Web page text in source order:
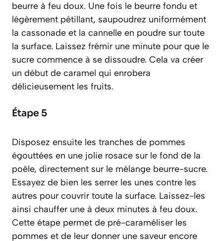
beurre à feu doux. Une fois le beurre fondu et
légèrement pétillant, saupoudrez uniformément
la cassonade et la cannelle en poudre sur toute
la surface. Laissez frémir une minute pour que le
sucre commence à se dissoudre. Cela va créer
un début de caramel qui enrobera
délicieusement les fruits.
Étape 5
Disposez ensuite les tranches de pommes
égouttées en une jolie rosace sur le fond de la
poêle, directement sur le mélange beurre-sucre.
Essayez de bien les serrer les unes contre les
autres pour couvrir toute la surface. Laissez-les
ainsi chauffer une à deux minutes à feu doux.
Cette étape permet de pré-caraméliser les
pommes et de leur donner une saveur encore